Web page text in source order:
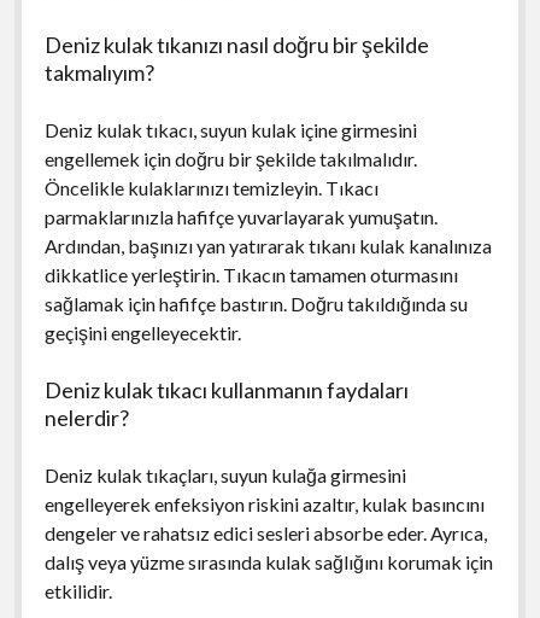
Deniz kulak tıkanızı nasıl doğru bir şekilde
takmalıyım?
Deniz kulak tıkacı, suyun kulak içine girmesini
engellemek için doğru bir şekilde takılmalıdır.
Öncelikle kulaklarınızı temizleyin. Tıkacı
parmaklarınızla hafifçe yuvarlayarak yumuşatın.
Ardından, başınızı yan yatırarak tıkanı kulak kanalınıza
dikkatlice yerleştirin. Tıkacın tamamen oturmasını
sağlamak için hafifçe bastırın. Doğru takıldığında su
geçişini engelleyecektir.
Deniz kulak tıkacı kullanmanın faydaları
nelerdir?
Deniz kulak tıkaçları, suyun kulağa girmesini
engelleyerek enfeksiyon riskini azaltır, kulak basıncını
dengeler ve rahatsız edici sesleri absorbe eder. Ayrıca,
dalış veya yüzme sırasında kulak sağlığını korumak için
etkilidir.